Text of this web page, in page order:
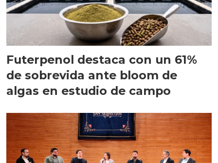
Futerpenol destaca con un 61%
de sobrevida ante bloom de
algas en estudio de campo